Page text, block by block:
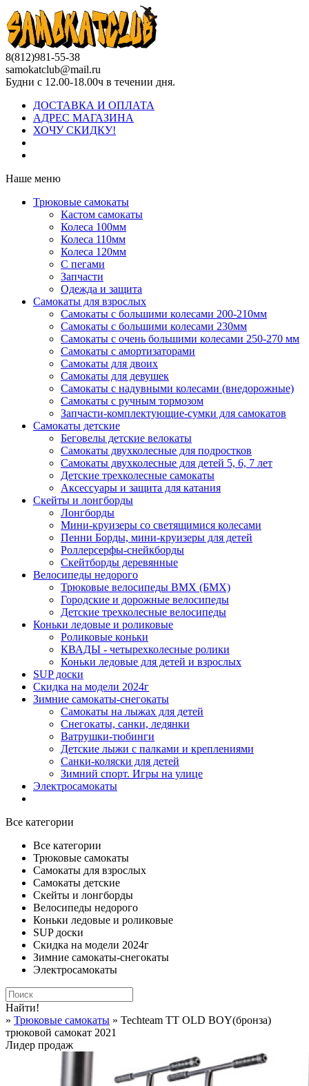
8(812)981-55-38
samokatclub@mail.ru
Будни с 12.00-18.00ч в течении дня.
ДОСТАВКА И ОПЛАТА
АДРЕС МАГАЗИНА
ХОЧУ СКИДКУ!
Наше меню
Трюковые самокаты
Кастом самокаты
Колеса 100мм
Колеса 110мм
Колеса 120мм
С пегами
Запчасти
Одежда и защита
Самокаты для взрослых
Самокаты с большими колесами 200-210мм
Самокаты с большими колесами 230мм
Самокаты с очень большими колесами 250-270 мм
Самокаты с амортизаторами
Самокаты для двоих
Самокаты для девушек
Самокаты с надувными колесами (внедорожные)
Самокаты с ручным тормозом
Запчасти-комплектующие-сумки для самокатов
Самокаты детские
Беговелы детские велокаты
Самокаты двухколесные для подростков
Самокаты двухколесные для детей 5, 6, 7 лет
Детские трехколесные самокаты
Аксессуары и защита для катания
Cкейты и лонгборды
Лонгборды
Мини-круизеры со светящимися колесами
Пенни Борды, мини-круизеры для детей
Роллерсерфы-снейкборды
Скейтборды деревянные
Велосипеды недорого
Трюковые велосипеды BMX (БМХ)
Городские и дорожные велосипеды
Детские трехколесные велосипеды
Коньки ледовые и роликовые
Роликовые коньки
КВАДЫ - четырехколесные ролики
Коньки ледовые для детей и взрослых
SUP доски
Скидка на модели 2024г
Зимние самокаты-снегокаты
Самокаты на лыжах для детей
Снегокаты, санки, ледянки
Ватрушки-тюбинги
Детские лыжи с палками и креплениями
Санки-коляски для детей
Зимний спорт. Игры на улице
Электросамокаты
Все категории
Все категории
Трюковые самокаты
Самокаты для взрослых
Самокаты детские
Cкейты и лонгборды
Велосипеды недорого
Коньки ледовые и роликовые
SUP доски
Скидка на модели 2024г
Зимние самокаты-снегокаты
Электросамокаты
Найти!
» Трюковые самокаты » Techteam TT OLD BOY(бронза)
трюковой самокат 2021
Лидер продаж